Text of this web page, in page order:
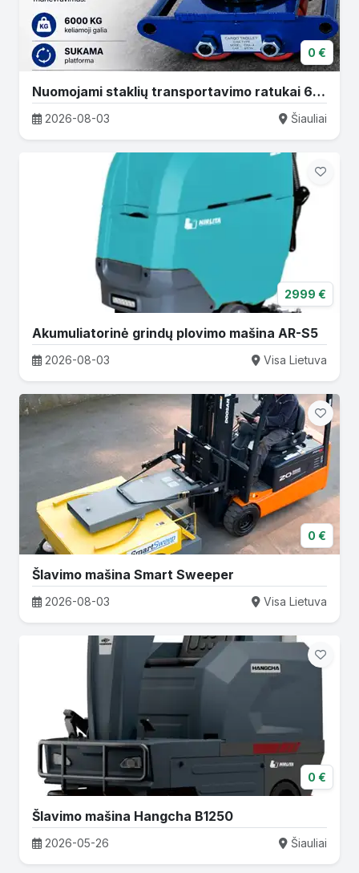
0 €
Nuomojami staklių transportavimo ratukai 6T–36T
2026-08-03 Šiauliai
2999 €
Akumuliatorinė grindų plovimo mašina AR-S5
2026-08-03 Visa Lietuva
0 €
Šlavimo mašina Smart Sweeper
2026-08-03 Visa Lietuva
0 €
Šlavimo mašina Hangcha B1250
2026-05-26 Šiauliai